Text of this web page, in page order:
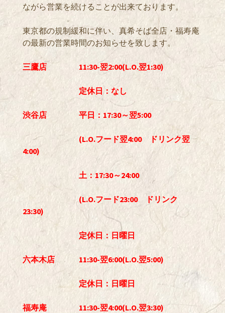
ながら営業を続けることが出来ております。
東京都の規制緩和に伴い、真希そば全店・福寿庵
の最新の営業時間のお知らせを致します。
三鷹店 11:30-翌2:00(L.O.翌1:30)
定休日：なし
渋谷店 平日：17:30～翌5:00
(L.O.フード翌4:00 ドリンク翌
4:00)
土：17:30～24:00
(L.O.フード23:00 ドリンク
23:30)
定休日：日曜日
六本木店 11:30-翌6:00(L.O.翌5:00)
定休日：日曜日
福寿庵 11:30-翌4:00(L.O.翌3:30)